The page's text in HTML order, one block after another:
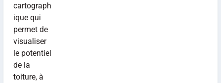
cartograph
ique qui
permet de
visualiser
le potentiel
de la
toiture, à